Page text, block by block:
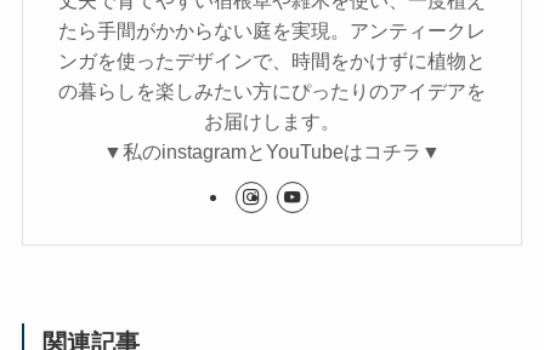
たら手間がかからない庭を実現。アンティークレ
ンガを使ったデザインで、時間をかけずに植物と
の暮らしを楽しみたい方にぴったりのアイデアを
お届けします。
▼私のinstagramとYouTubeはコチラ▼
関連記事